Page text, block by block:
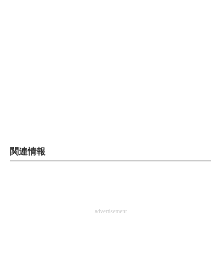
関連情報
advertisement